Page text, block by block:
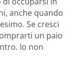
anche quando
Se cresci
un paio
Io non